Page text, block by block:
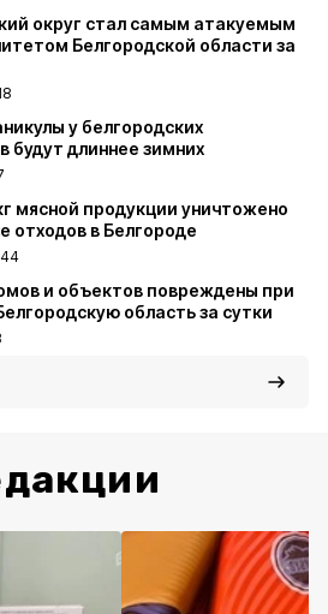
округ стал самым атакуемым
Белгородской области за
у белгородских
будут длиннее зимних
мясной продукции уничтожено
отходов в Белгороде
и объектов повреждены при
область за сутки